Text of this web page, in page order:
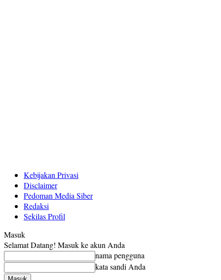
Kebijakan Privasi
Disclaimer
Pedoman Media Siber
Redaksi
Sekilas Profil
Masuk
Selamat Datang! Masuk ke akun Anda
nama pengguna
kata sandi Anda